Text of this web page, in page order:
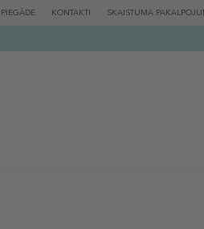
PIEGĀDE KONTAKTI SKAISTUMA